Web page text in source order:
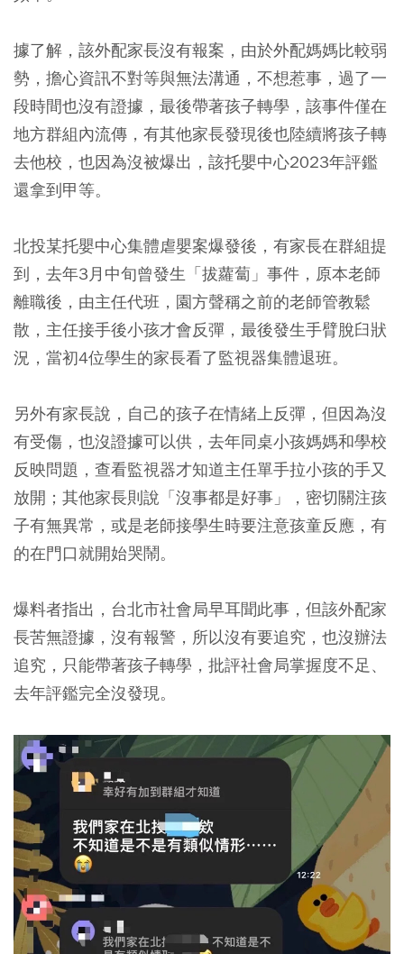
據了解，該外配家長沒有報案，由於外配媽媽比較弱
勢，擔心資訊不對等與無法溝通，不想惹事，過了一
段時間也沒有證據，最後帶著孩子轉學，該事件僅在
地方群組內流傳，有其他家長發現後也陸續將孩子轉
去他校，也因為沒被爆出，該托嬰中心2023年評鑑
還拿到甲等。
北投某托嬰中心集體虐嬰案爆發後，有家長在群組提
到，去年3月中旬曾發生「拔蘿蔔」事件，原本老師
離職後，由主任代班，園方聲稱之前的老師管教鬆
散，主任接手後小孩才會反彈，最後發生手臂脫臼狀
況，當初4位學生的家長看了監視器集體退班。
另外有家長說，自己的孩子在情緒上反彈，但因為沒
有受傷，也沒證據可以供，去年同桌小孩媽媽和學校
反映問題，查看監視器才知道主任單手拉小孩的手又
放開；其他家長則說「沒事都是好事」，密切關注孩
子有無異常，或是老師接學生時要注意孩童反應，有
的在門口就開始哭鬧。
爆料者指出，台北市社會局早耳聞此事，但該外配家
長苦無證據，沒有報警，所以沒有要追究，也沒辦法
追究，只能帶著孩子轉學，批評社會局掌握度不足、
去年評鑑完全沒發現。